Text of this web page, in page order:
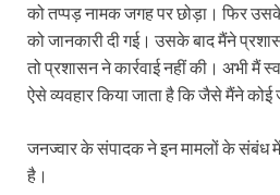
को तप्पड़ नामक जगह पर छोड़ा। फिर
को जानकारी दी गई। उसके बाद मैंने
तो प्रशासन ने कार्रवाई नहीं की। अभी मैं
ऐसे व्यवहार किया जाता है कि जैसे मैंने कोई
जनज्वार के संपादक ने इन मामलों के संबंध
है।